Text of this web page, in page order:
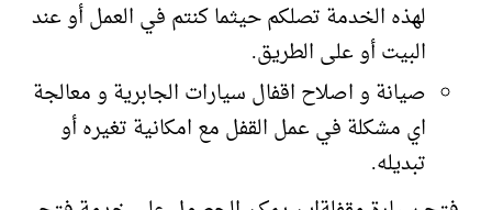
لهذه الخدمة تصلكم حيثما كنتم في العمل أو عند
البيت أو على الطريق.
صيانة و اصلاح اقفال سيارات الجابرية و معالجة
اي مشكلة في عمل القفل مع امكانية تغيره أو
تبديله.